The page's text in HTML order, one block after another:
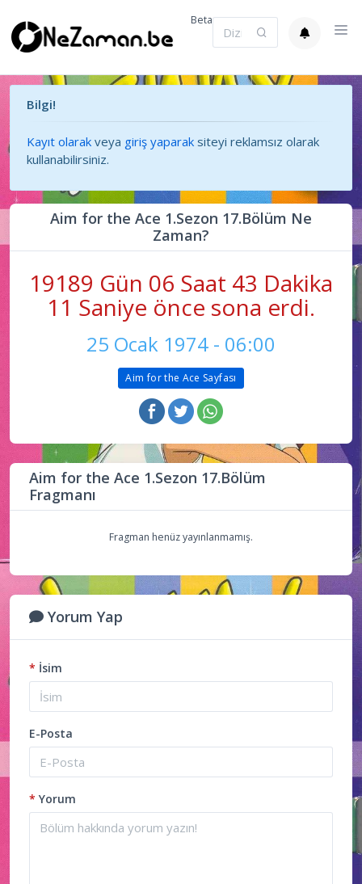
Beta
Bilgi!
Kayıt olarak veya giriş yaparak siteyi reklamsız olarak
kullanabilirsiniz.
Aim for the Ace 1.Sezon 17.Bölüm Ne
Zaman?
19189 Gün 06 Saat 43 Dakika
11 Saniye önce sona erdi.
25 Ocak 1974 - 06:00
Aim for the Ace Sayfası
Aim for the Ace 1.Sezon 17.Bölüm
Fragmanı
Fragman henüz yayınlanmamış.
Yorum Yap
* İsim
E-Posta
* Yorum